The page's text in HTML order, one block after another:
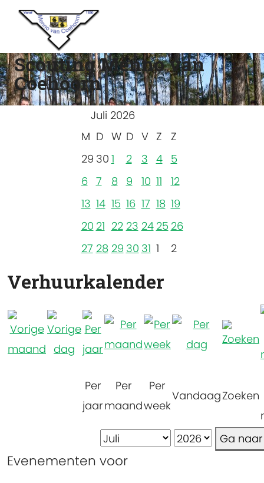
Scouting Menno van
Coehoorn
Juli 2026
M D W D V Z
Z
29 30 1 2 3 4
5
6 7 8 9 10 11
12
13 14 15 16 17 18 19
20 21 22 23 24 25 26
27 28 29 30 31 1 2
Verhuurkalender
Per
jaar
Per
maand
Per
week
VandaagZoeken
Ga
Evenementen voor